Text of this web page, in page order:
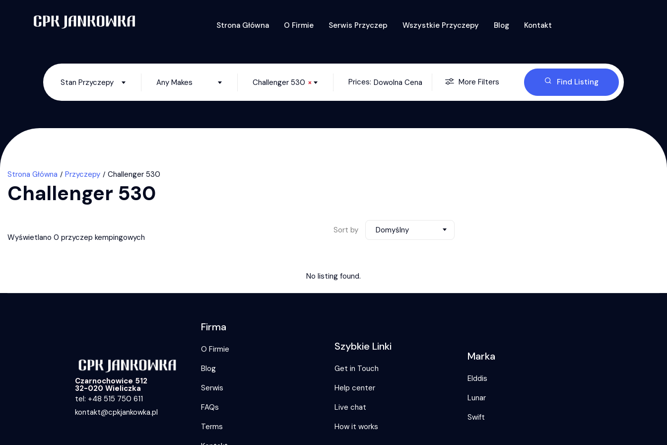
Strona Główna O Firmie Serwis Przyczep Wszystkie Przyczepy Blog Kontakt
Stan Przyczepy Any Makes ×
Challenger 530 Prices: Dowolna Cena More Filters Find Listing
Strona Główna Przyczepy Challenger 530
Challenger 530
Wyświetlano 0 przyczep kempingowych
Sort by Domyślny
No listing found.
Czarnochowice 512
32-020 Wieliczka
tel: +48 515 750 611
kontakt@cpkjankowka.pl
Firma
O Firmie
Blog
Serwis
FAQs
Terms
Szybkie Linki
Get in Touch
Help center
Live chat
How it works
Marka
Elddis
Lunar
Swift